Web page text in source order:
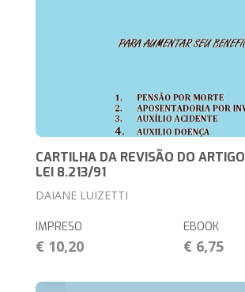
CARTILHA DA REVISÃO DO
LEI 8.213/91
DAIANE LUIZETTI
IMPRESO
€ 10,20
EBOOK
€ 6,75